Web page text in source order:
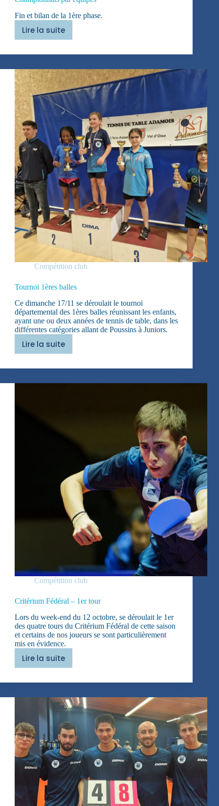
Fin et bilan de la 1ère phase.
Lire la suiteChampionnats
équipes
Compétition club
Tournoi 1ères balles
Ce dimanche 17/11 se déroulait le tournoi
départemental des 1ères balles réunissant les enfants,
ayant une ou deux années de tennis de table, dans les
différentes catégories allant de Poussins à Juniors.
Lire la suite
Tournoi
balles
Compétition club
Critérium Fédéral – 1er tour
Lors du week-end du 12 octobre, se déroulait le 1er
des quatre tours du Critérium Fédéral de cette saison
et certains de nos joueurs se sont particulièrement
mis en évidence.
Lire la suite
Critérium
–
1er
tour